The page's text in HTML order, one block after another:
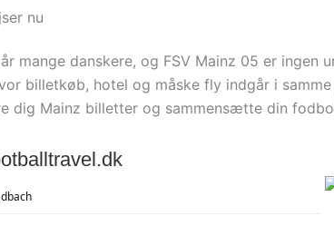
nu
mange danskere, og FSV Mainz 05 er ingen
billetkøb, hotel og måske fly indgår i
dig Mainz billetter og sammensætte din